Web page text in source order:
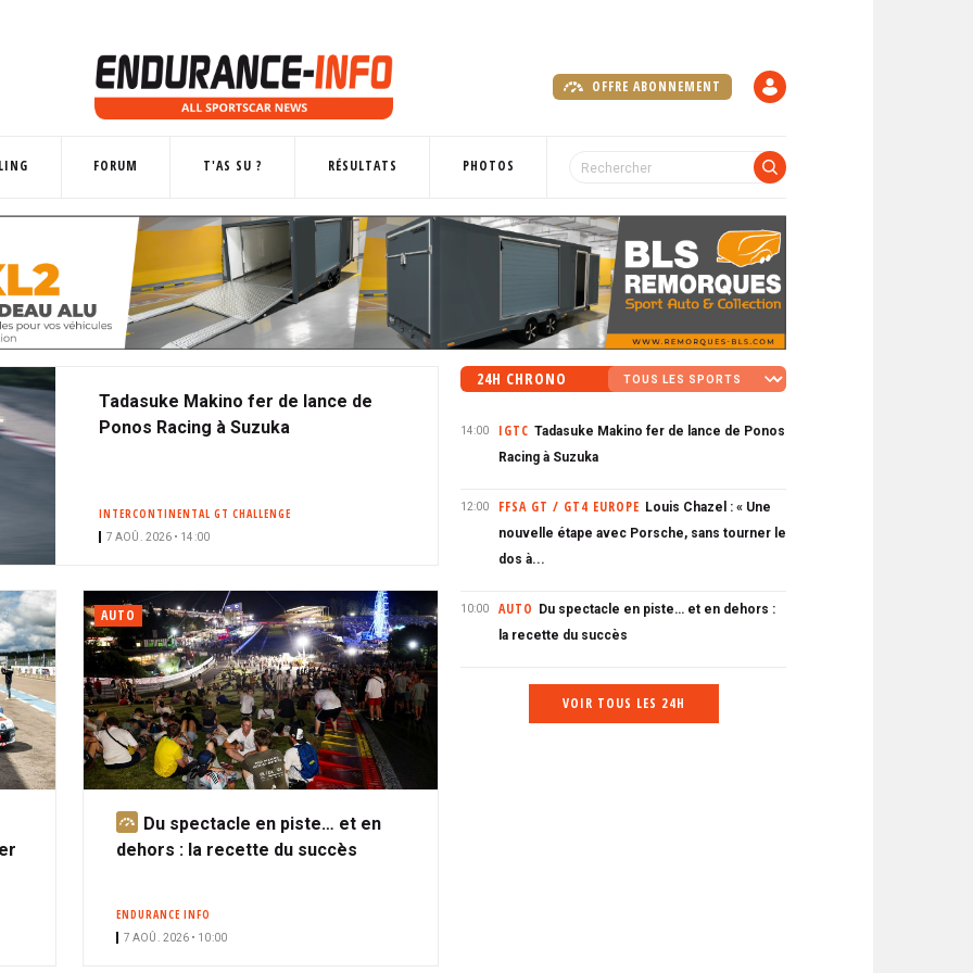
OFFRE ABONNEMENT
FORUM T'AS SU ? RÉSULTATS PHOTOS
Tadasuke Makino fer de lance de
Ponos Racing à Suzuka
INTERCONTINENTAL GT CHALLENGE
7 AOÛ. 2026 • 14:00
AUTO
A
b
Du spectacle en piste… et en
dehors : la recette du succès
ENDURANCE INFO
7 AOÛ. 2026 • 10:00
24H CHRONO
14:00 IGTC Tadasuke Makino fer de lance de Ponos
Racing à Suzuka
12:00 FFSA GT / GT4 EUROPE Louis Chazel : « Une
nouvelle étape avec Porsche, sans tourner le
dos à...
10:00 AUTO Du spectacle en piste… et en dehors :
la recette du succès
VOIR TOUS LES 24H